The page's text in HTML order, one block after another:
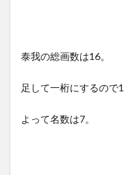
泰我の総画数は16。
足して一桁にするので1
よって名数は7。